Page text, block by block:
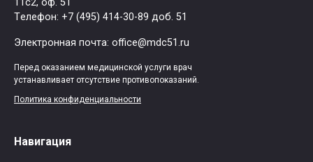
Tелефон: +7 (495) 414-30-89 доб. 51
Электронная почта: office@mdc51.ru
Перед оказанием медицинской услуги врач
устанавливает отсутствие противопоказаний.
Политика конфиденциальности
Навигация